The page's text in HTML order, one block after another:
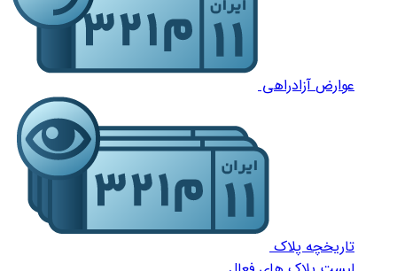
عوارض آزادراهی
تاریخچه پلاک